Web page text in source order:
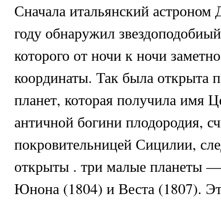
Сначала итальянский
году обнаружил
которого от ночи к ночи
координаты. Так была открыта
планет, которая получила имя
античной богини плодородия,
покровительницей Сицилии,
открыты . три малые планеты
Юнона (1804) и Веста (1807).